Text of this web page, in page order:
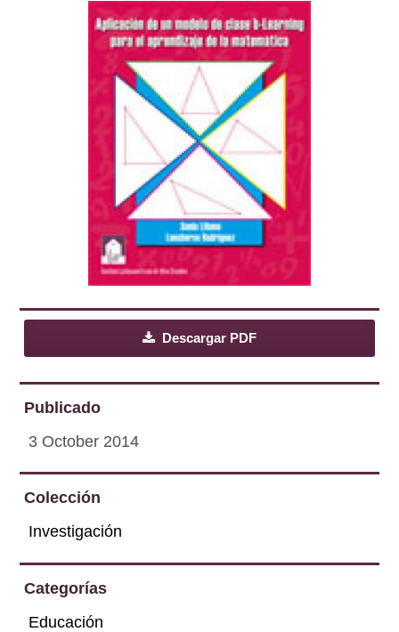
Descargar PDF
Publicado
3 October 2014
Colección
Investigación
Categorías
Educación